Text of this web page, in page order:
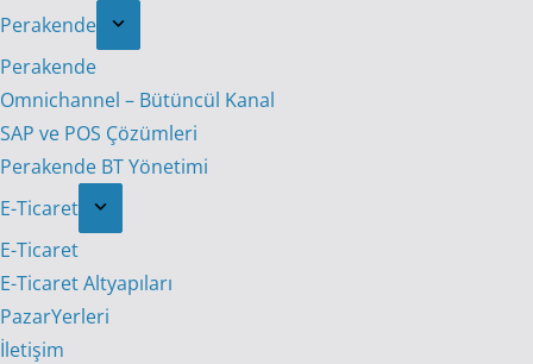
Perakende
Perakende
Omnichannel – Bütüncül Kanal
SAP ve POS Çözümleri
Perakende BT Yönetimi
E-Ticaret
E-Ticaret
E-Ticaret Altyapıları
PazarYerleri
İletişim